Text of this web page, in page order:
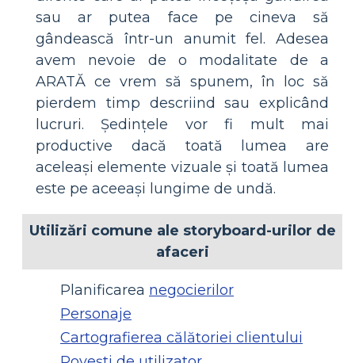
sau ar putea face pe cineva să
gândească într-un anumit fel. Adesea
avem nevoie de o modalitate de a
ARATĂ ce vrem să spunem, în loc să
pierdem timp descriind sau explicând
lucruri. Ședințele vor fi mult mai
productive dacă toată lumea are
aceleași elemente vizuale și toată lumea
este pe aceeași lungime de undă.
Utilizări comune ale storyboard-urilor de
afaceri
Planificarea negocierilor
Personaje
Cartografierea călătoriei clientului